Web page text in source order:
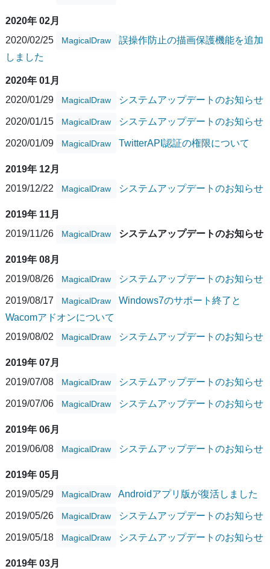
2020年 02月
2020/02/25
MagicalDraw
誤操作防止の描画保護機能を追加
しました
2020年 01月
2020/01/29
MagicalDraw システムアップデートのお知らせ
2020/01/15 MagicalDraw システムアップデートのお知らせ
2020/01/09 MagicalDraw TwitterAPI認証の権限について
2019年 12月
2019/12/22
MagicalDraw システムアップデートのお知らせ
2019年 11月
2019/11/26
MagicalDraw システムアップデートのお知らせ
2019年 08月
2019/08/26
MagicalDraw システムアップデートのお知らせ
2019/08/17 MagicalDraw
Windows7のサポート終了と
Wacomアドオンについて
2019/08/02
MagicalDraw システムアップデートのお知らせ
2019年 07月
2019/07/08
MagicalDraw システムアップデートのお知らせ
2019/07/06 MagicalDraw システムアップデートのお知らせ
2019年 06月
2019/06/08
MagicalDraw システムアップデートのお知らせ
2019年 05月
2019/05/29
MagicalDraw Androidアプリ版が復活しました
2019/05/26 MagicalDraw システムアップデートのお知らせ
2019/05/18 MagicalDraw システムアップデートのお知らせ
2019年 03月